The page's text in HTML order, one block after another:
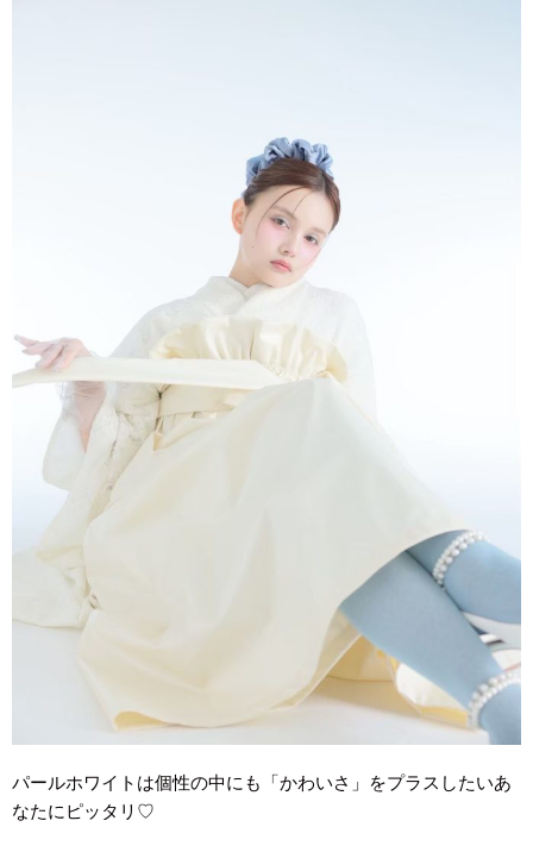
パールホワイトは個性の中にも「かわいさ」をプラスしたいあ
なたにピッタリ♡